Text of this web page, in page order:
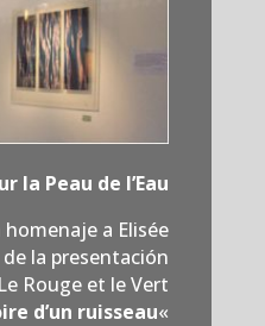
la Peau de l’Eau
homenaje a Elisée
la presentación
Rouge et le Vert
d’un ruisseau«